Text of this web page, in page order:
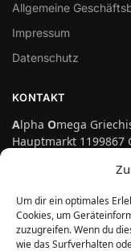
Um dir ein optimales
Cookies, um
zuzugreifen. Wenn du
wie das Surfverhalten
Allgemeine
Impressum
Datenschutz
KONTAKT
Alpha Omega
Hauptmarkt 1199867
info@genuss-auf-
Vertrag